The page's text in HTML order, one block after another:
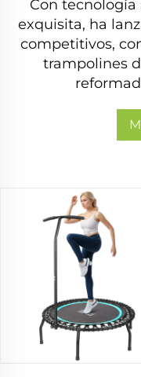
Con tecnología
exquisita, ha
competitivos,
trampolines